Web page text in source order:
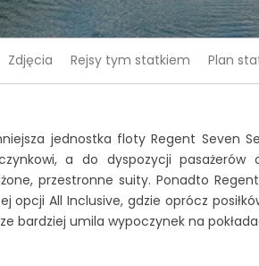
Zdjęcia Rejsy tym statkiem Plan
jednostka floty Regent Seven
a do dyspozycji
przestronne suity. Ponadto
opcji All Inclusive, gdzie oprócz
bardziej umila wypoczynek na